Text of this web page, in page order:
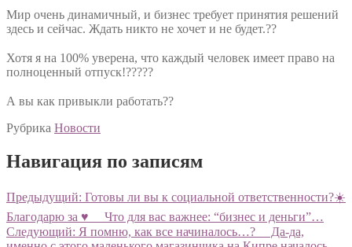
Мир очень динамичный, и бизнес требует принятия решений
здесь и сейчас. Ждать никто не хочет и не будет.??
Хотя я на 100% уверена, что каждый человек имеет право на
полноценный отпуск!?????
А вы как привыкли работать??
Рубрика Новости
Навигация по записям
Предыдущий: Готовы ли вы к социальной ответственности?☀️
Благодарю за ♥️ ⠀ Что для вас важнее: “бизнес и деньги”…
Следующий: Я помню, как все начиналось…? ⠀ Да-да,